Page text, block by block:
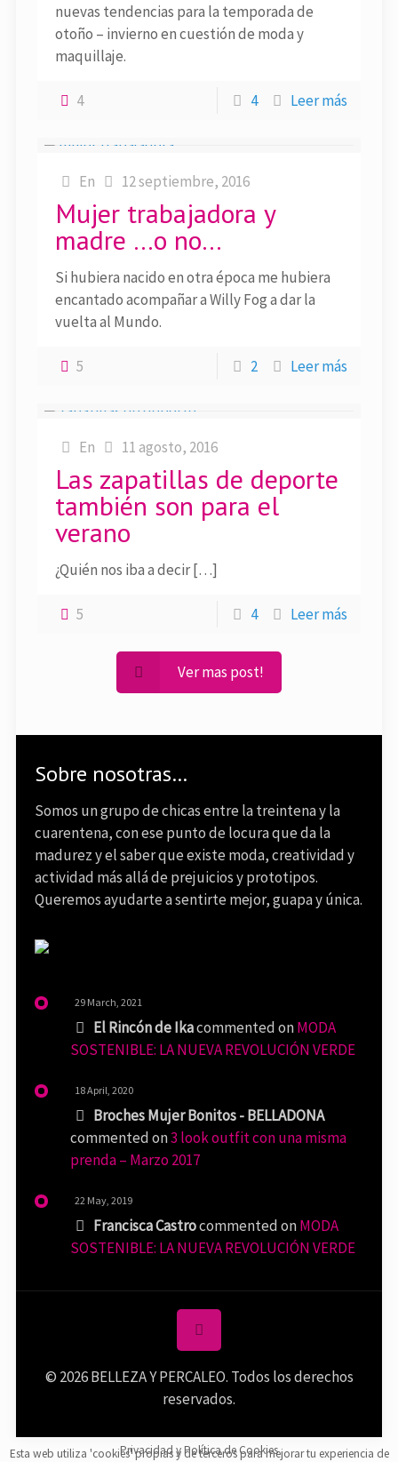
nuevas tendencias para la temporada de
otoño – invierno en cuestión de moda y
maquillaje.
4 4 Leer más
En 12 septiembre, 2016
Mujer trabajadora y
madre …o no…
Si hubiera nacido en otra época me hubiera
encantado acompañar a Willy Fog a dar la
vuelta al Mundo.
5 2 Leer más
En 11 agosto, 2016
Las zapatillas de deporte
también son para el
verano
¿Quién nos iba a decir […]
5 4 Leer más
Ver mas post!
Sobre nosotras…
Somos un grupo de chicas entre la treintena y la
cuarentena, con ese punto de locura que da la
madurez y el saber que existe moda, creatividad y
actividad más allá de prejuicios y prototipos.
Queremos ayudarte a sentirte mejor, guapa y única.
29 March, 2021
El Rincón de Ikacommented onMODA
SOSTENIBLE: LA NUEVA REVOLUCIÓN VERDE
18 April, 2020
Broches Mujer Bonitos - BELLADONA
commented on3 look outfit con una misma
prenda – Marzo 2017
22 May, 2019
Francisca Castrocommented onMODA
SOSTENIBLE: LA NUEVA REVOLUCIÓN VERDE
© 2026 BELLEZA Y PERCALEO. Todos los derechos
reservados.
Esta web utiliza 'cookies' propias y de terceros para mejorar tu experiencia de
Privacidad y Política de Cookies